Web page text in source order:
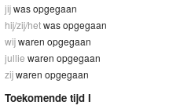
jijwas opgegaan
hij/zij/hetwas opgegaan
wijwaren opgegaan
jullie waren opgegaan
zijwaren opgegaan
Toekomende tijd I